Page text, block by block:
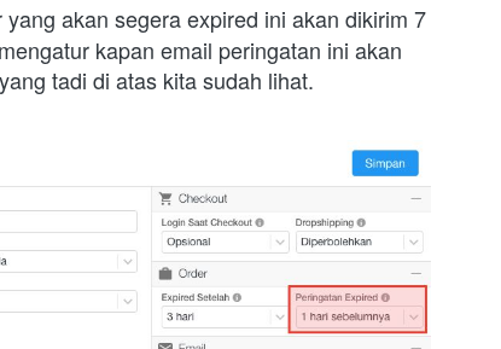
akan segera expired ini akan dikirim 7
kapan email peringatan ini akan
tadi di atas kita sudah lihat.